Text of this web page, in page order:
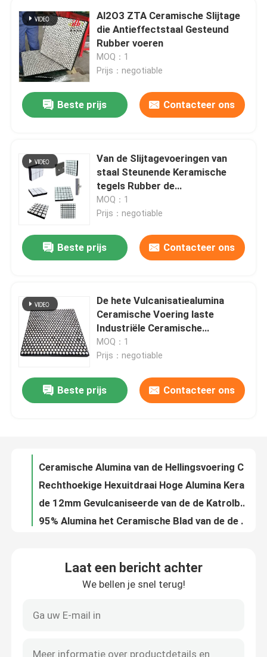
Thuis
Producten
Videos
Fabrieksreis
Kwaliteitscontrole
Ceramische slijtagevoering
Alumina Ceramische Voering
Al2O3 ZTA Ceramische Slijtage
die Antieffectstaal Gesteund
Rubber voeren
MOQ：1
Prijs：negotiable
Beste prijs Contacteer ons
Van de Slijtagevoeringen van
staal Steunende Keramische
tegels Rubber de
Hellingsvoeringen
MOQ：1
Prijs：negotiable
Beste prijs Contacteer ons
De hete Vulcanisatiealumina
Ceramische Voering laste
Industriële Ceramische
Voeringen voor Mineraal
MOQ：1
Prijs：negotiable
Beste prijs Contacteer ons
95% Alumina het Ceramische Blad van de de Katrolbekleding van de Trommelbekleding NR SBR Rubber
CN van de transportband Ceramische Rubberbekleding de Trommelbekleding Plakkend van de Laagtransportband
Laat een bericht achter
We bellen je snel terug!